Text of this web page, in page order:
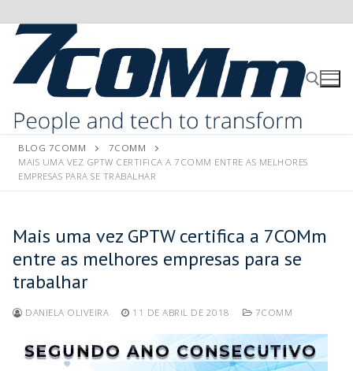
BLOG 7COMM
7COMM
MAIS UMA VEZ GPTW CERTIFICA A 7COMM ENTRE AS MELHORES
EMPRESAS PARA SE TRABALHAR
Mais uma vez GPTW certifica a 7COMm
entre as melhores empresas para se
trabalhar
DANIELA OLIVEIRA 11 DE ABRIL DE 2018 7COMM